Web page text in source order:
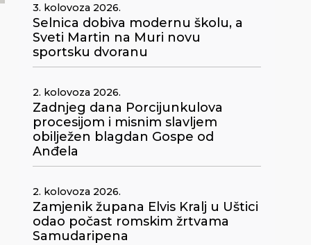
3. kolovoza 2026.
Selnica dobiva modernu školu, a
Sveti Martin na Muri novu
sportsku dvoranu
2. kolovoza 2026.
Zadnjeg dana Porcijunkulova
procesijom i misnim slavljem
obilježen blagdan Gospe od
Anđela
2. kolovoza 2026.
Zamjenik župana Elvis Kralj u Uštici
odao počast romskim žrtvama
Samudaripena